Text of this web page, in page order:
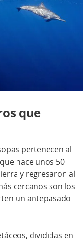
que
pertenecen al
hace unos 50
y regresaron al
cercanos son los
un antepasado
divididas en